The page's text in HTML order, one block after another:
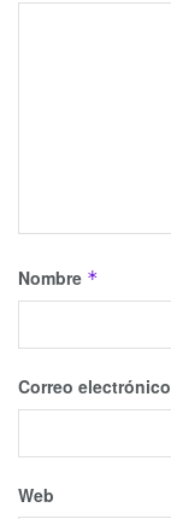
Nombre *
Correo electrónico
Web